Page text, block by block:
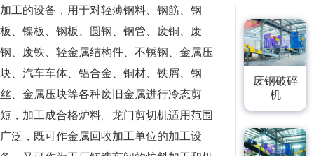
加工的设备，用于对轻薄钢料、钢筋、钢
板、镍板、钢板、圆钢、钢管、废铜、废
钢、废铁、轻金属结构件、不锈钢、金属压
块、汽车车体、铝合金、铜材、铁屑、钢
丝、金属压块等各种废旧金属进行冷态剪
短，加工成合格炉料。龙门剪切机适用范围
广泛，既可作金属回收加工单位的加工设
废钢破碎
机